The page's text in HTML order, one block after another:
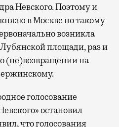
Невского. Поэтому и
в Москве по такому
возникла
площади, раз и
(не)возвращении на
голосование
остановил
что голосования